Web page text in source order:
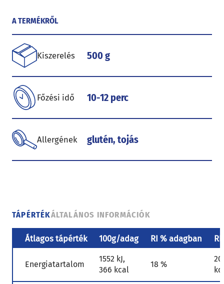
A TERMÉKRŐL
Kiszerelés 500 g
Főzési idő 10-12 perc
Allergének glutén, tojás
TÁPÉRTÉKÁLTALÁNOS INFORMÁCIÓK
Átlagos tápérték 100g/adag RI % adagban
Energiatartalom
1552 kJ,
366 kcal
18 %